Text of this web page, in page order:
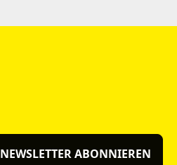
NEWSLETTER ABONNIEREN